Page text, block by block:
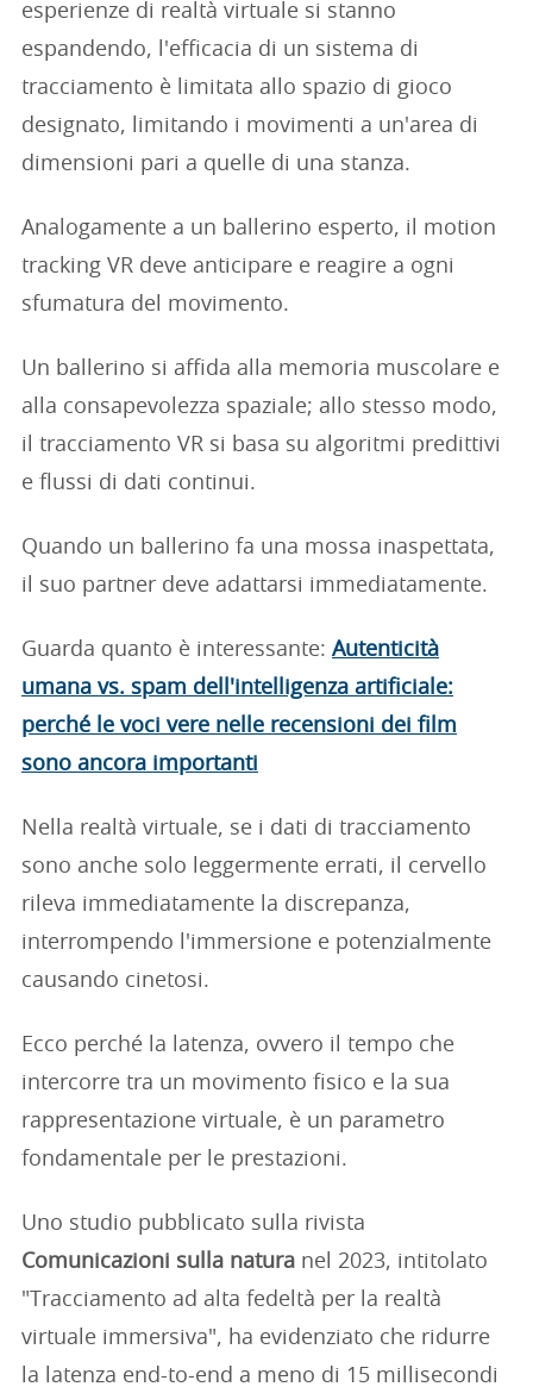
esperienze di realtà virtuale si stanno
espandendo, l'efficacia di un sistema di
tracciamento è limitata allo spazio di gioco
designato, limitando i movimenti a un'area di
dimensioni pari a quelle di una stanza.
Analogamente a un ballerino esperto, il motion
tracking VR deve anticipare e reagire a ogni
sfumatura del movimento.
Un ballerino si affida alla memoria muscolare e
alla consapevolezza spaziale; allo stesso modo,
il tracciamento VR si basa su algoritmi predittivi
e flussi di dati continui.
Quando un ballerino fa una mossa inaspettata,
il suo partner deve adattarsi immediatamente.
Guarda quanto è interessante: Autenticità
umana vs. spam dell'intelligenza artificiale:
perché le voci vere nelle recensioni dei film
sono ancora importanti
Nella realtà virtuale, se i dati di tracciamento
sono anche solo leggermente errati, il cervello
rileva immediatamente la discrepanza,
interrompendo l'immersione e potenzialmente
causando cinetosi.
Ecco perché la latenza, ovvero il tempo che
intercorre tra un movimento fisico e la sua
rappresentazione virtuale, è un parametro
fondamentale per le prestazioni.
Uno studio pubblicato sulla rivista
Comunicazioni sulla natura nel 2023, intitolato
"Tracciamento ad alta fedeltà per la realtà
virtuale immersiva", ha evidenziato che ridurre
la latenza end-to-end a meno di 15 millisecondi